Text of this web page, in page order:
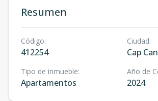
Resumen
Código:
412254
Ciudad:
Cap
Tipo de inmueble:
Apartamentos
Año de
2024